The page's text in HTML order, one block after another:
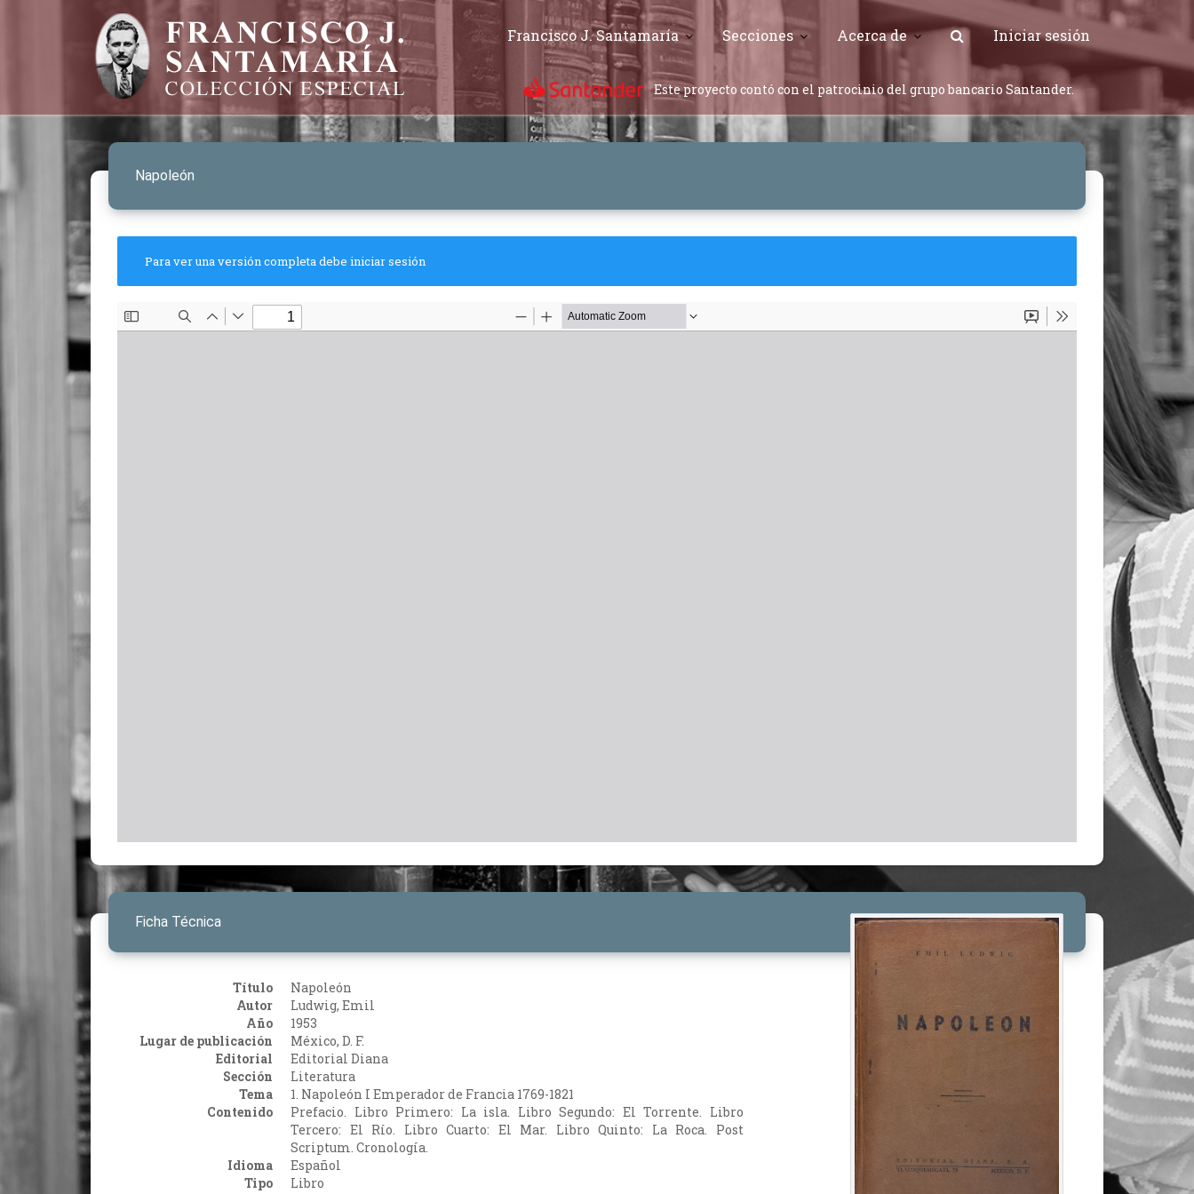
Francisco J. Santamaría Secciones Acerca de Iniciar sesión
Este proyecto contó con el patrocinio del grupo bancario Santander.
Napoleón
Para ver una versión completa debe iniciar sesión
Ficha Técnica
Título
Napoleón
Autor
Ludwig, Emil
Año
1953
Lugar de publicación
México, D. F.
Editorial
Editorial Diana
Sección
Literatura
Tema
1. Napoleón I Emperador de Francia 1769-1821
Contenido
Prefacio. Libro Primero: La isla. Libro Segundo: El Torrente. Libro
Tercero: El Río. Libro Cuarto: El Mar. Libro Quinto: La Roca. Post
Scriptum. Cronología.
Idioma
Español
Tipo
Libro